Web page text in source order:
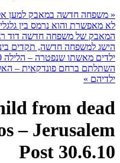
« משפחה חדשה במאבק למען
לא מאפשרת והוא נרמס בין
המאבק של משפחה חדשה דוד רגב
הישג למשפחה חדשה, תקדים
השתלתם ברחם פונדקאית –
ילדיהם »
from dead
– Jerusalem
Post 30.6.10